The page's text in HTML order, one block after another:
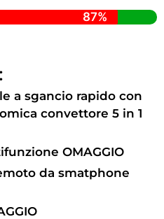
87%
a sgancio rapido con
convettore 5 in 1
OMAGGIO
da smatphone